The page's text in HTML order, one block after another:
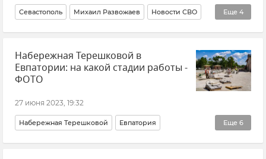
Еще 4
Севастополь Михаил Развожаев Новости СВО
Донецкая Народная Республика (ДНР)
События в Донбассе Новости Крыма Общество
Набережная Терешковой в
Евпатории: на какой стадии работы -
ФОТО
27 июня 2023, 19:32
Еще 6
Набережная Терешковой Евпатория
Елена Демидова Новости Крым